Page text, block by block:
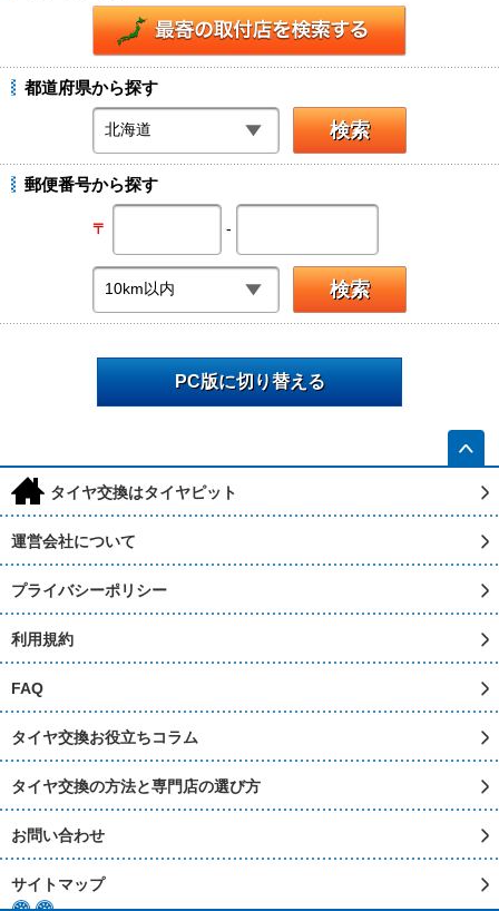
都道府県から探す
郵便番号から探す
〒 -
PC版に切り替える
h タイヤ交換はタイヤピット
運営会社について
プライバシーポリシー
利用規約
FAQ
タイヤ交換お役立ちコラム
タイヤ交換の方法と専門店の選び方
お問い合わせ
サイトマップ